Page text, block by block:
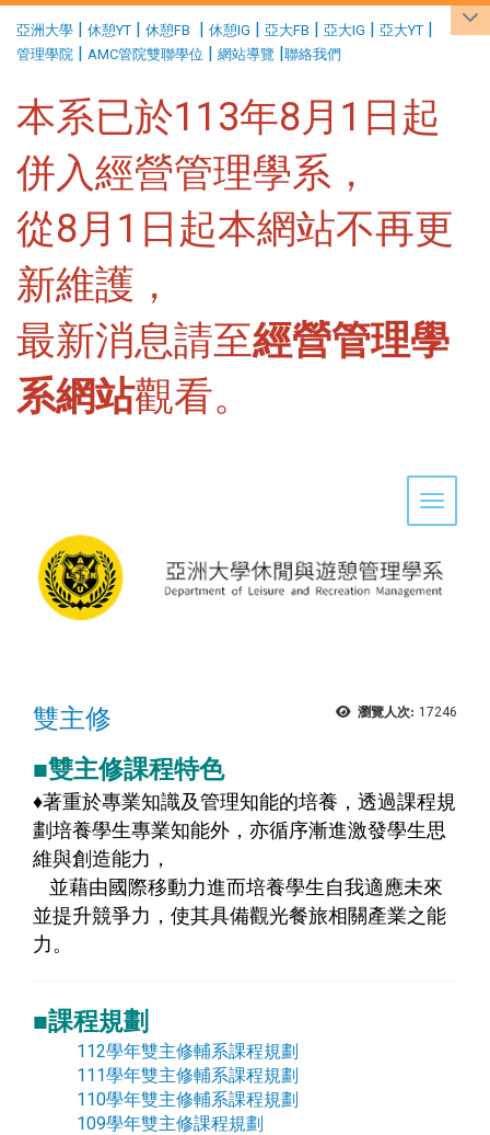
亞洲大學 | 休憩YT | 休憩FB | 休憩IG | 亞大FB | 亞大IG | 亞大YT |
管理學院 | AMC管院雙聯學位 | 網站導覽 |聯絡我們
本系已於113年8月1日起
併入經營管理學系，
從8月1日起本網站不再更
新維護，
最新消息請至經營管理學
系網站觀看。
Toggle
瀏覽人次: 17246
雙主修
■雙主修課程特色
♦著重於專業知識及管理知能的培養，透過課程規
劃培養學生專業知能外，亦循序漸進激發學生思
維與創造能力，
並藉由國際移動力進而培養學生自我適應未來
並提升競爭力，使其具備觀光餐旅相關產業之能
力。
■課程規劃
112學年雙主修輔系課程規劃
111學年雙主修輔系課程規劃
110學年雙主修輔系課程規劃
109學年雙主修課程規劃